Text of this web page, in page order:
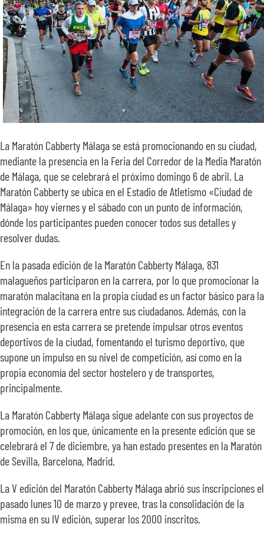
La Maratón Cabberty Málaga se está promocionando en su ciudad,
mediante la presencia en la Feria del Corredor de la Media Maratón
de Málaga, que se celebrará el próximo domingo 6 de abril. La
Maratón Cabberty se ubica en el Estadio de Atletismo «Ciudad de
Málaga» hoy viernes y el sábado con un punto de información,
dónde los participantes pueden conocer todos sus detalles y
resolver dudas.
En la pasada edición de la Maratón Cabberty Málaga, 831
malagueños participaron en la carrera, por lo que promocionar la
maratón malacitana en la propia ciudad es un factor básico para la
integración de la carrera entre sus ciudadanos. Además, con la
presencia en esta carrera se pretende impulsar otros eventos
deportivos de la ciudad, fomentando el turismo deportivo, que
supone un impulso en su nivel de competición, así como en la
propia economía del sector hostelero y de transportes,
principalmente.
La Maratón Cabberty Málaga sigue adelante con sus proyectos de
promoción, en los que, únicamente en la presente edición que se
celebrará el 7 de diciembre, ya han estado presentes en la Maratón
de Sevilla, Barcelona, Madrid.
La V edición del Maratón Cabberty Málaga abrió sus inscripciones el
pasado lunes 10 de marzo y prevee, tras la consolidación de la
misma en su IV edición, superar los 2000 inscritos.